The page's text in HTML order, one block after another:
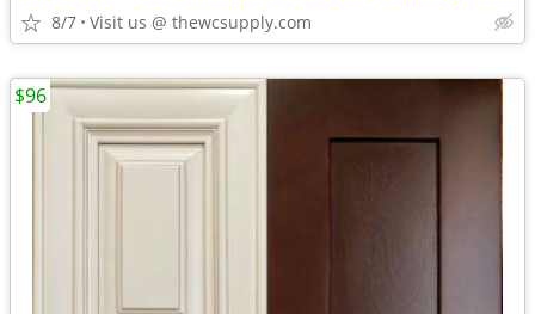
8/7 Visit us @ thewcsupply.com
$96